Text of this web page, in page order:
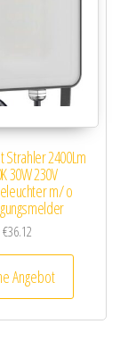
Strahler 2400Lm
30W 230V
m/ o
€36.12
Angebot